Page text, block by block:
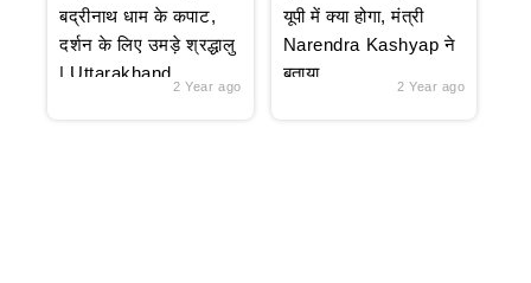
बद्रीनाथ धाम के कपाट,
दर्शन के लिए उमड़े श्रद्धालु
| Uttarakhand
2 Year ago
यूपी में क्या होगा, मंत्री
Narendra Kashyap ने
बताया
2 Year ago